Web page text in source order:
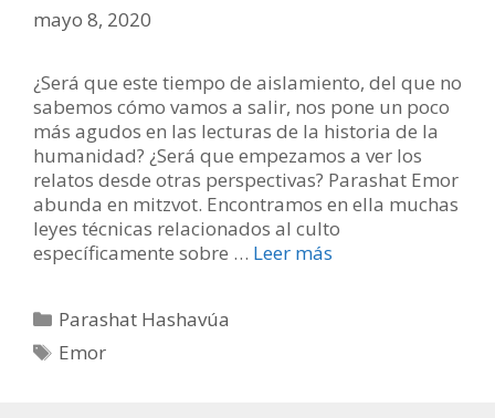
mayo 8, 2020
¿Será que este tiempo de aislamiento, del que no
sabemos cómo vamos a salir, nos pone un poco
más agudos en las lecturas de la historia de la
humanidad? ¿Será que empezamos a ver los
relatos desde otras perspectivas? Parashat Emor
abunda en mitzvot. Encontramos en ella muchas
leyes técnicas relacionados al culto
específicamente sobre … Leer más
Categorías
Parashat Hashavúa
Etiquetas
Emor